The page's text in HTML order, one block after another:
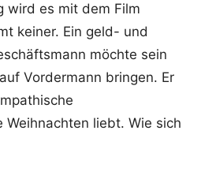
wird es mit dem Film
keiner. Ein geld- und
möchte sein
Vordermann bringen. Er
Weihnachten liebt. Wie sich